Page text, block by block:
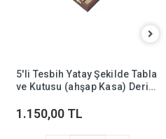
5'li Tesbih Yatay Şekilde Tabla
ve Kutusu (ahşap Kasa) Deri
1.150,00 TL